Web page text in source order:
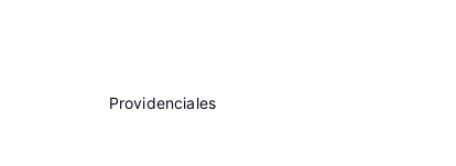
Providenciales